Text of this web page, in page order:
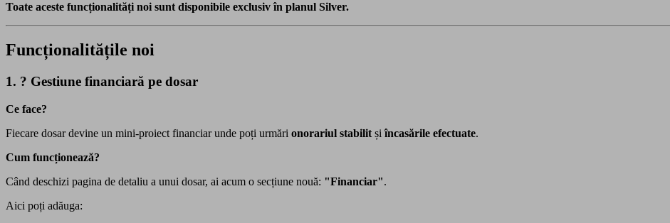
Toate aceste funcționalități noi sunt disponibile exclusiv în planul Silver.
Funcționalitățile noi
1. ? Gestiune financiară pe dosar
Ce face?
Fiecare dosar devine un mini-proiect financiar unde poți urmări onorariul stabilit șiîncasările efectuate.
Cum funcționează?
Când deschizi pagina de detaliu a unui dosar, ai acum o secțiune nouă: "Financiar".
Aici poți adăuga: